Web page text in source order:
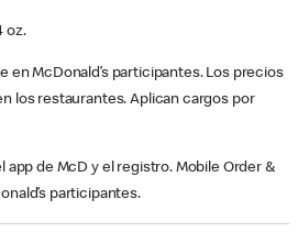
oz.
en McDonald’s participantes. Los precios
los restaurantes. Aplican cargos por
app de McD y el registro. Mobile Order &
participantes.